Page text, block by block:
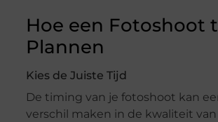
Hoe een Fotoshoot
Plannen
Kies de Juiste Tijd
De timing van je fotoshoot kan
verschil maken in de kwaliteit van